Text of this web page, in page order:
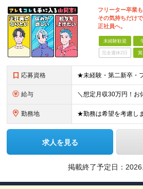
フリーター卒業
その気持ちだけ
正社員へ。
未経験歓迎
完全週休2日
応募資格
給与
勤務地
求人を見る
掲載終了予定日：